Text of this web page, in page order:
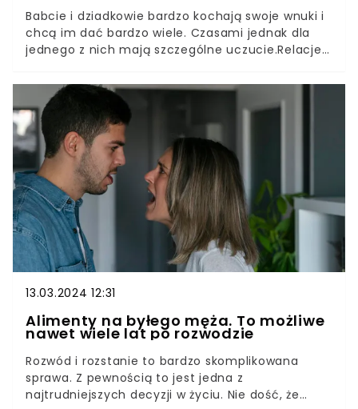
Babcie i dziadkowie bardzo kochają swoje wnuki i
chcą im dać bardzo wiele. Czasami jednak dla
jednego z nich mają szczególne uczucie.Relacje z
Jednak nie zawsze są proste. Faworyzowanie
jednego z wnucząt jest bardzo krzywdzące i
bolesne dla pozostałych dzieci. Niestety także
dość częste.
13.03.2024 12:31
Alimenty na byłego męża. To możliwe
nawet wiele lat po rozwodzie
Rozwód i rozstanie to bardzo skomplikowana
sprawa. Z pewnością to jest jedna z
najtrudniejszych decyzji w życiu. Nie dość, że